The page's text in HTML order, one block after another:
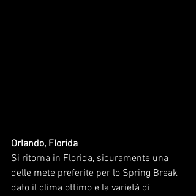
Orlando, Florida
Si ritorna in Florida, sicuramente una
delle mete preferite per lo Spring Break
dato il clima ottimo e la varietà di